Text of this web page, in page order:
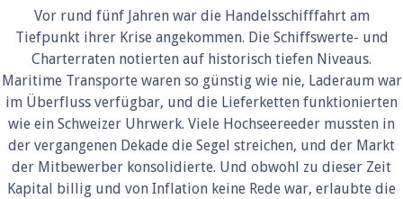
Vor rund fünf Jahren war die Handelsschifffahrt am
Tiefpunkt ihrer Krise angekommen. Die Schiffswerte- und
Charterraten notierten auf historisch tiefen Niveaus.
Maritime Transporte waren so günstig wie nie, Laderaum war
im Überfluss verfügbar, und die Lieferketten funktionierten
wie ein Schweizer Uhrwerk. Viele Hochseereeder mussten in
der vergangenen Dekade die Segel streichen, und der Markt
der Mitbewerber konsolidierte. Und obwohl zu dieser Zeit
Kapital billig und von Inflation keine Rede war, erlaubte die